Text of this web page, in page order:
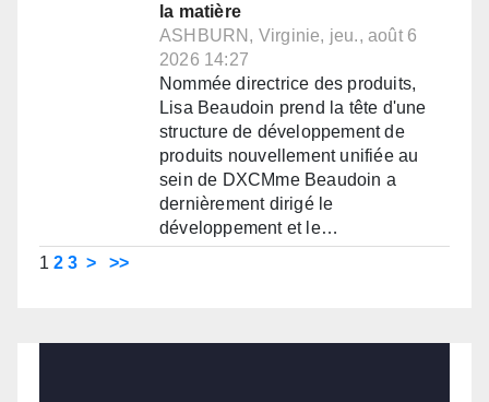
la matière
ASHBURN, Virginie, jeu., août 6
2026 14:27
Nommée directrice des produits,
Lisa Beaudoin prend la tête d'une
structure de développement de
produits nouvellement unifiée au
sein de DXCMme Beaudoin a
dernièrement dirigé le
développement et le…
1 2 3 > >>